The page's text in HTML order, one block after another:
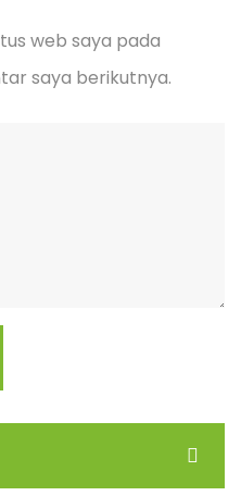
web saya pada
saya berikutnya.